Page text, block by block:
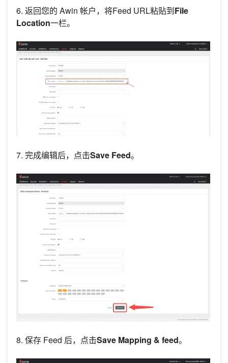
6. 返回您的 Awin 帐户，将Feed URL粘贴到File
Location一栏。
7. 完成编辑后，点击Save Feed。
8. 保存 Feed 后，点击Save Mapping & feed。